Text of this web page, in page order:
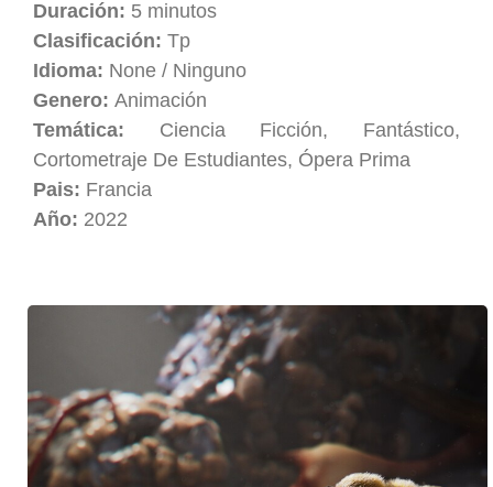
Duración: 5 minutos
Clasificación: Tp
Idioma: None / Ninguno
Genero: Animación
Temática: Ciencia Ficción, Fantástico,
Cortometraje De Estudiantes, Ópera Prima
Pais: Francia
Año: 2022